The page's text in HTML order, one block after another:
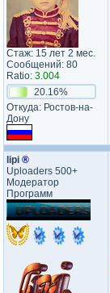
Стаж: 15 лет 2 мес.
Сообщений: 80
Ratio: 3.004
20.16%
Откуда: Ростов-на-
Дону
lipi ®
Uploaders 500+
Модератор
Программ